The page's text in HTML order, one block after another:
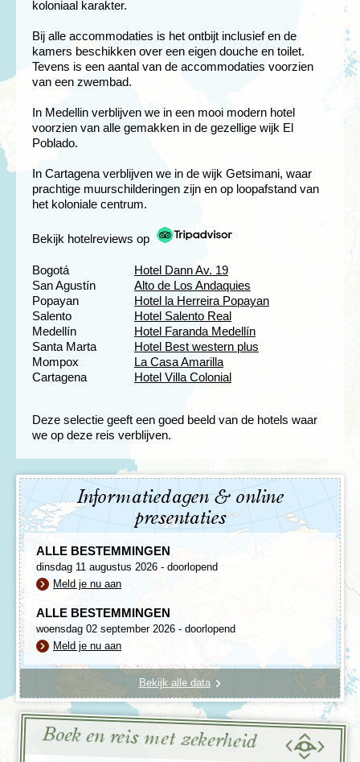
koloniaal karakter.
Bij alle accommodaties is het ontbijt inclusief en de
kamers beschikken over een eigen douche en toilet.
Tevens is een aantal van de accommodaties voorzien
van een zwembad.
In Medellin verblijven we in een mooi modern hotel
voorzien van alle gemakken in de gezellige wijk El
Poblado.
In Cartagena verblijven we in de wijk Getsimani, waar
prachtige muurschilderingen zijn en op loopafstand van
het koloniale centrum.
Bekijk hotelreviews op
Bogotá
Hotel Dann Av. 19
San Agustín
Alto de Los Andaquies
Popayan
Hotel la Herreira Popayan
Salento
Hotel Salento Real
Medellín
Hotel Faranda Medellín
Santa Marta
Hotel Best western plus
Mompox
La Casa Amarilla
Cartagena
Hotel Villa Colonial
Deze selectie geeft een goed beeld van de hotels waar
we op deze reis verblijven.
Informatiedagen & online
presentaties
ALLE BESTEMMINGEN
dinsdag 11 augustus 2026 - doorlopend
Meld je nu aan
ALLE BESTEMMINGEN
woensdag 02 september 2026 - doorlopend
Meld je nu aan
Bekijk alle data
Boek en reis met zekerheid